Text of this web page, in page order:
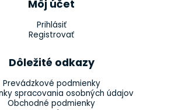
Môj účet
Prihlásiť
Registrovať
Dôležité odkazy
Prevádzkové podmienky
spracovania osobných údajov
Obchodné podmienky